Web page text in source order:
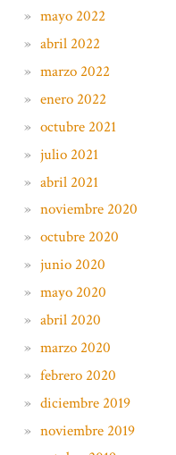
mayo 2022
abril 2022
marzo 2022
enero 2022
octubre 2021
julio 2021
abril 2021
noviembre 2020
octubre 2020
junio 2020
mayo 2020
abril 2020
marzo 2020
febrero 2020
diciembre 2019
noviembre 2019